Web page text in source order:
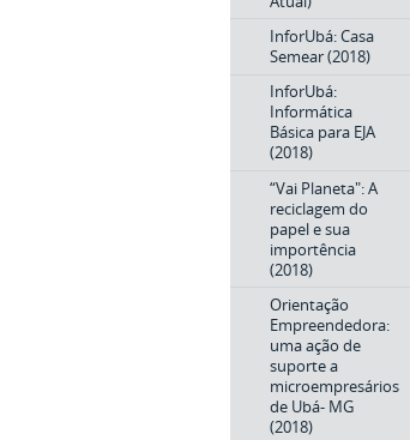
InforUbá: Casa
Semear (2018)
InforUbá:
Informática
Básica para EJA
(2018)
“Vai Planeta": A
reciclagem do
papel e sua
importência
(2018)
Orientação
Empreendedora:
uma ação de
suporte a
microempresários
de Ubá- MG
(2018)